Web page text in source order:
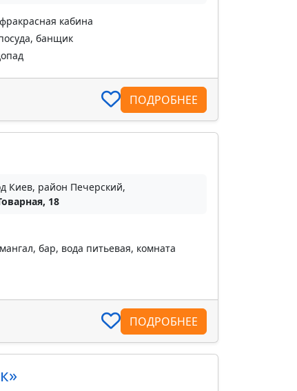
кабина
банщик
ПОДРОБНЕЕ
Киев, район Печерский,
18
бар, вода питьевая, комната
ПОДРОБНЕЕ